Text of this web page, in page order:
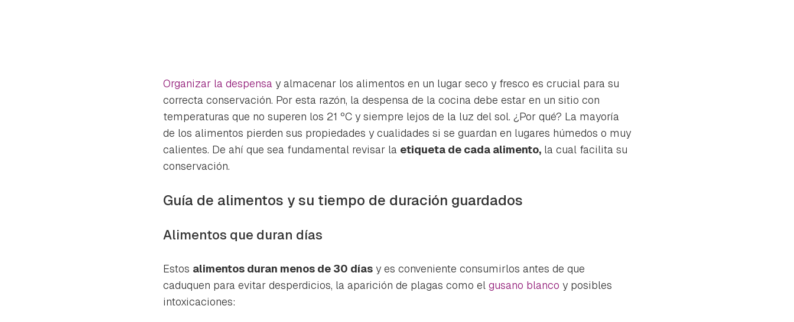
cuenta de Hogarmanía.
Organizar la despensa y almacenar los alimentos en un lugar seco y fresco es crucial para su
correcta conservación. Por esta razón, la despensa de la cocina debe estar en un sitio con
temperaturas que no superen los 21 ºC y siempre lejos de la luz del sol. ¿Por qué? La mayoría
de los alimentos pierden sus propiedades y cualidades si se guardan en lugares húmedos o muy
calientes. De ahí que sea fundamental revisar la etiqueta de cada alimento, la cual facilita su
conservación.
Guía de alimentos y su tiempo de duración guardados
Alimentos que duran días
Estos alimentos duran menos de 30 días y es conveniente consumirlos antes de que
caduquen para evitar desperdicios, la aparición de plagas como el gusano blanco y posibles
intoxicaciones:
Contenido enviado